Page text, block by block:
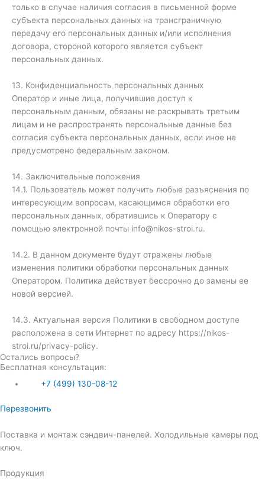
только в случае наличия согласия в письменной форме
субъекта персональных данных на трансграничную
передачу его персональных данных и/или исполнения
договора, стороной которого является субъект
персональных данных.
13. Конфиденциальность персональных данных
Оператор и иные лица, получившие доступ к
персональным данным, обязаны не раскрывать третьим
лицам и не распространять персональные данные без
согласия субъекта персональных данных, если иное не
предусмотрено федеральным законом.
14. Заключительные положения
14.1. Пользователь может получить любые разъяснения по
интересующим вопросам, касающимся обработки его
персональных данных, обратившись к Оператору с
помощью электронной почты info@nikos-stroi.ru.
14.2. В данном документе будут отражены любые
изменения политики обработки персональных данных
Оператором. Политика действует бессрочно до замены ее
новой версией.
14.3. Актуальная версия Политики в свободном доступе
расположена в сети Интернет по адресу https://nikos-
stroi.ru/privacy-policy.
Остались вопросы?
Бесплатная консультация:
+7 (499) 130-08-12
Перезвонить
Поставка и монтаж сэндвич-панелей. Холодильные камеры под
ключ.
Продукция